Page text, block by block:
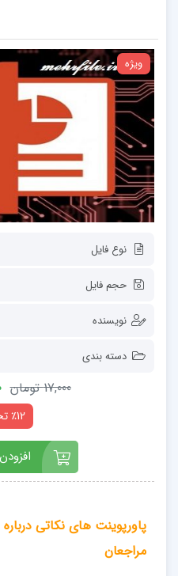
ویژه
نوع فایل
حجم فایل
نویسنده
دسته بندی
17,000 تومان
٪12 تخفیف
پاورپوینت های نکاتی درباره
مراجعان